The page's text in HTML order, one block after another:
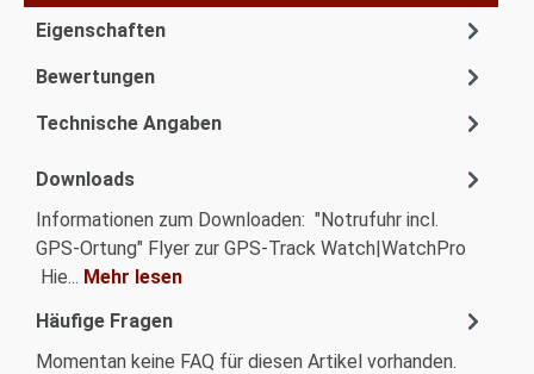
Eigenschaften
Bewertungen
Technische Angaben
Downloads
Informationen zum Downloaden: "Notrufuhr incl.
GPS-Ortung" Flyer zur GPS-Track Watch|WatchPro
Hie... Mehr lesen
Häufige Fragen
Momentan keine FAQ für diesen Artikel vorhanden.